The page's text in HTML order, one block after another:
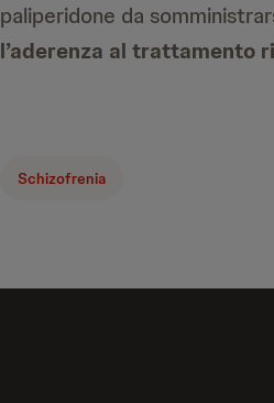
paliperidone da
l’aderenza al trattamento
Schizofrenia